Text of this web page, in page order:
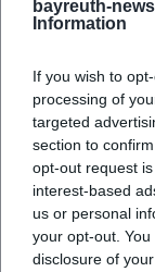
bayreuth-
Information
If you wish to
processing of
targeted
section to
opt-out request
interest-based
us or personal
your opt-out.
disclosure of
Was kann ich
Wie viel
Ist der